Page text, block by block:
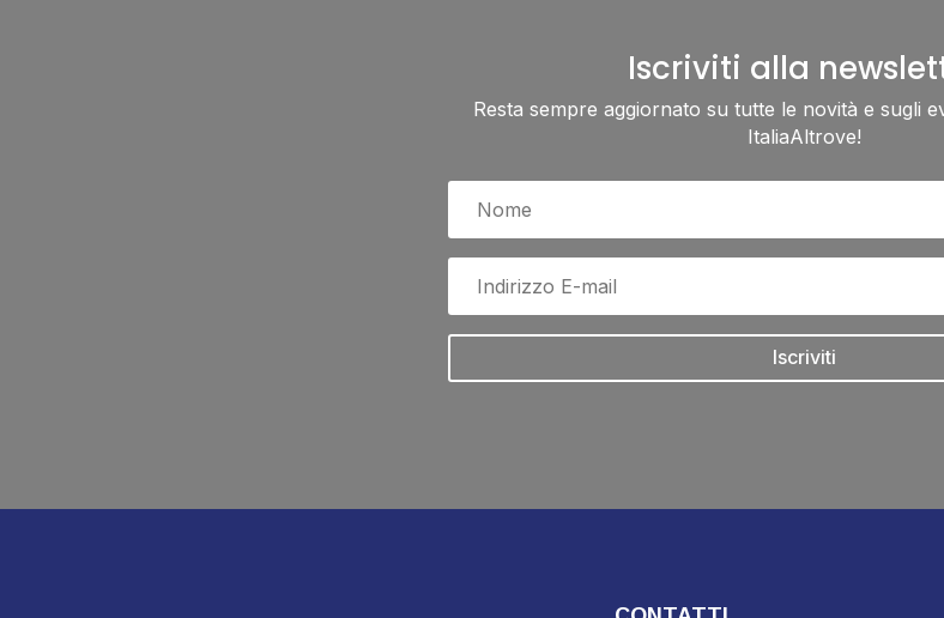
Iscriviti alla
Resta sempre aggiornato su tutte le novità e sugli
ItaliaAltrove!
Iscriviti